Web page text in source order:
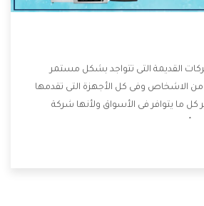
القديمة التى تتواجد بشكل مستمر
من الاشخاص وفى كل الأجهزة التى تقدمها
كل ما يتوافر فى الأسواق ولأنها شركة
والخصومات التى تسهل على